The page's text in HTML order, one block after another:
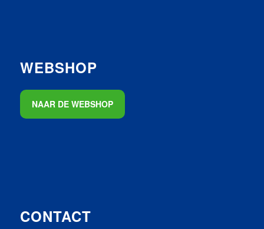
WEBSHOP
NAAR DE WEBSHOP
CONTACT